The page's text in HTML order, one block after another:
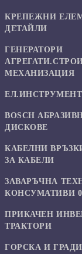
КРЕПЕЖНИ
ДЕТАЙЛИ
ГЕНЕРАТОРИ
МЕХАНИЗАЦИЯ
BOSCH
ДИСКОВЕ
КАБЕЛНИ
ЗА КАБЕЛИ
ЗАВАРЪЧНА
КОНСУМАТИВИ
ПРИКАЧЕН
ТРАКТОРИ
ГОРСКА И